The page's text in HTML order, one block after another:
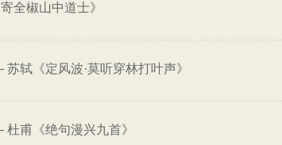
全椒山中道士》
苏轼《定风波·莫听穿林打叶声》
杜甫《绝句漫兴九首》